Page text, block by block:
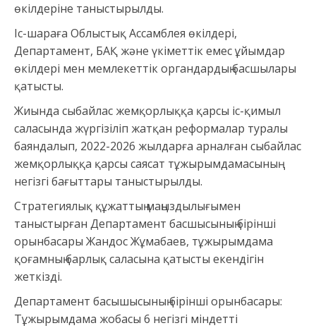
өкілдеріне таныстырылды.
Іс-шараға Облыстық Ассамблея өкілдері,
Департамент, БАҚ және үкіметтік емес ұйымдар
өкілдері мен мемлекеттік органдардың басшылары
қатысты.
Жиында сыбайлас жемқорлыққа қарсы іс-қимыл
саласында жүргізіліп жатқан реформалар туралы
баяндалып, 2022-2026 жылдарға арналған сыбайлас
жемқорлыққа қарсы саясат тұжырымдамасының
негізгі бағыттары таныстырылды.
Стратегиялық құжаттың маңыздылығымен
таныстырған Департамент басшысының бірінші
орынбасары Жандос Жұмабаев, тұжырымдама
қоғамның барлық саласына қатысты екендігін
жеткізді.
Департамент басышысының бірінші орынбасары:
Тұжырымдама жобасы 6 негізгі міндетті